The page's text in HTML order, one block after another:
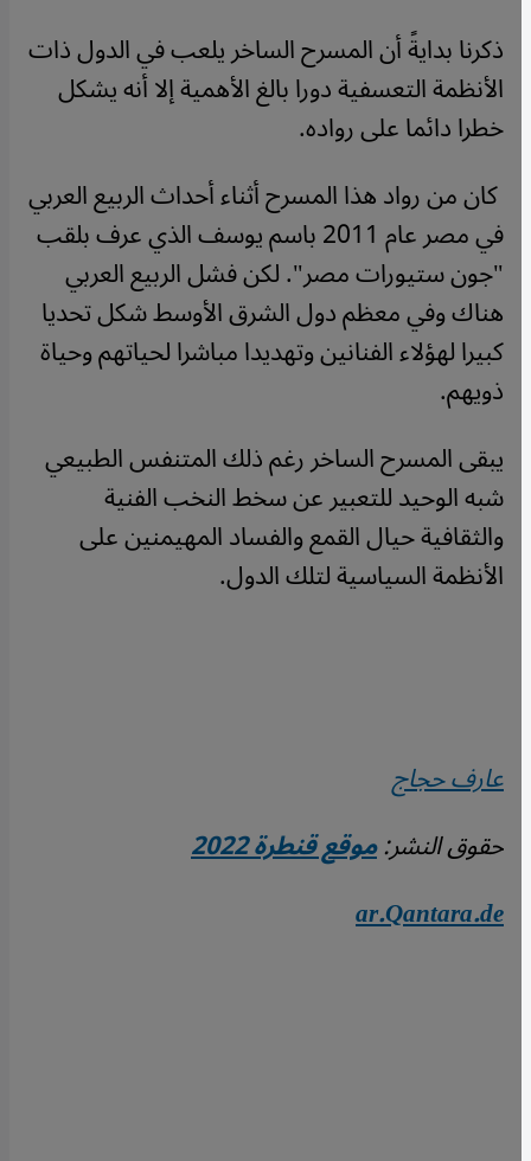
ذكرنا بدايةً أن المسرح الساخر يلعب في الدول ذات
الأنظمة التعسفية دورا بالغ الأهمية إلا أنه يشكل
خطرا دائما على رواده.
كان من رواد هذا المسرح أثناء أحداث الربيع العربي
في مصر عام 2011 باسم يوسف الذي عرف بلقب
"جون ستيورات مصر". لكن فشل الربيع العربي
هناك وفي معظم دول الشرق الأوسط شكل تحديا
كبيرا لهؤلاء الفنانين وتهديدا مباشرا لحياتهم وحياة
ذويهم.
يبقى المسرح الساخر رغم ذلك المتنفس الطبيعي
شبه الوحيد للتعبير عن سخط النخب الفنية
والثقافية حيال القمع والفساد المهيمنين على
الأنظمة السياسية لتلك الدول.
عارف حجاج
حقوق النشر:موقع قنطرة 2022
ar.Qantara.de